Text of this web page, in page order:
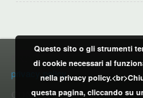
PRIVACY POLICY
privacy policy
CONTATTI:
Questo sito o gli strumenti
di cookie necessari al
nella privacy
questa pagina, cliccando su